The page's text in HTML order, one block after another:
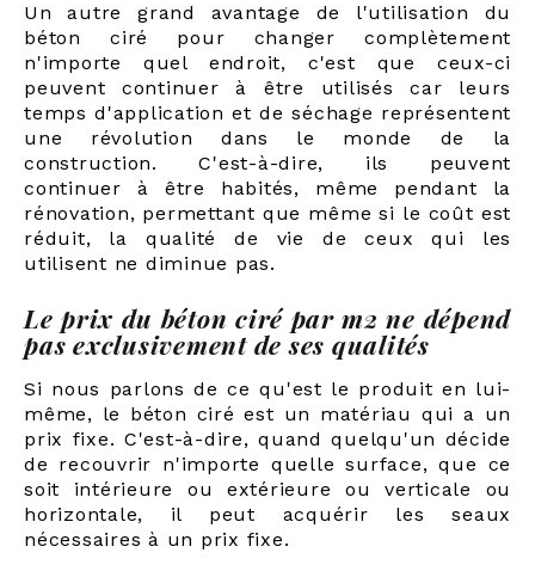
Un autre grand avantage de l'utilisation du
béton ciré pour changer complètement
n'importe quel endroit, c'est que ceux-ci
peuvent continuer à être utilisés car leurs
temps d'application et de séchage représentent
une révolution dans le monde de la
construction. C'est-à-dire, ils peuvent
continuer à être habités, même pendant la
rénovation, permettant que même si le coût est
réduit, la qualité de vie de ceux qui les
utilisent ne diminue pas.
Le prix du béton ciré par m2 ne dépend
pas exclusivement de ses qualités
Si nous parlons de ce qu'est le produit en lui-
même, le béton ciré est un matériau qui a un
prix fixe. C'est-à-dire, quand quelqu'un décide
de recouvrir n'importe quelle surface, que ce
soit intérieure ou extérieure ou verticale ou
horizontale, il peut acquérir les seaux
nécessaires à un prix fixe.